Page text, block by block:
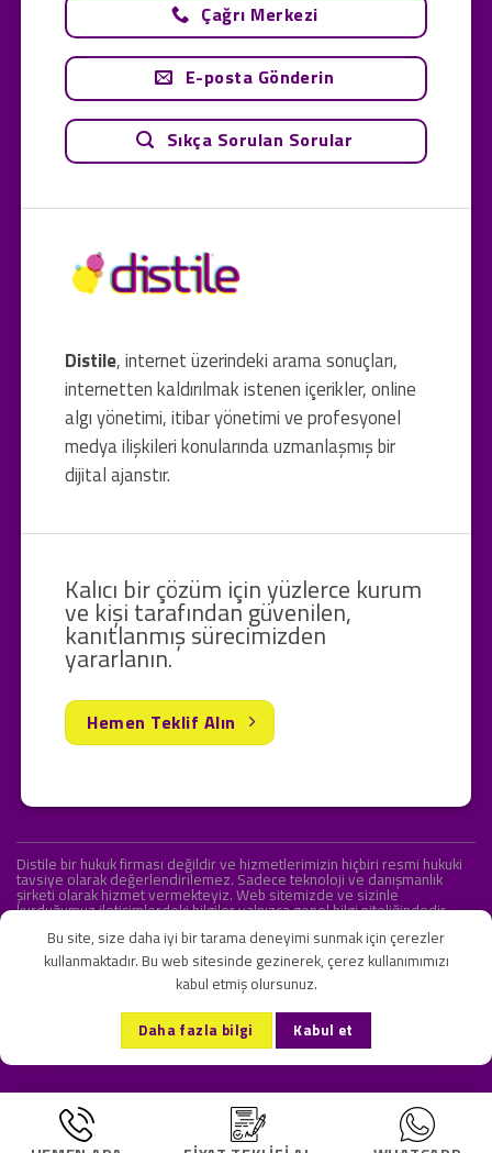
Distile, internet üzerindeki arama sonuçları,
internetten kaldırılmak istenen içerikler, online
algı yönetimi, itibar yönetimi ve profesyonel
medya ilişkileri konularında uzmanlaşmış bir
dijital ajanstır.
Çağrı Merkezi
E-posta Gönderin
Sıkça Sorulan Sorular
Kalıcı bir çözüm için yüzlerce kurum
ve kişi tarafından güvenilen,
kanıtlanmış sürecimizden
yararlanın.
Hemen Teklif Alın
Distile bir hukuk firması değildir ve hizmetlerimizin hiçbiri resmi hukuki
tavsiye olarak değerlendirilemez. Sadece teknoloji ve danışmanlık
şirketi olarak hizmet vermekteyiz. Web sitemizde ve sizinle
kurduğumuz iletişimlerdeki bilgiler yalnızca genel bilgi niteliğindedir.
KVKK ve Gizlilik Sözleşmesi S.S.S. İletişim
Copyright 2026 ©Onlipr Teknoloji ve Ticaret A.Ş.
Bu site, size daha iyi bir tarama deneyimi sunmak için çerezler
kullanmaktadır. Bu web sitesinde gezinerek, çerez kullanımımızı
kabul etmiş olursunuz.
Daha fazla bilgi Kabul et